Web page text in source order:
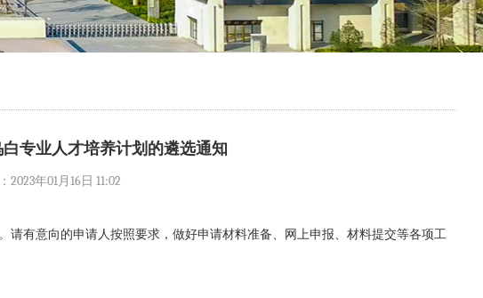
专业人才培养计划的遴选通知
2023年01月16日 11:02
请有意向的申请人按照要求，做好申请材料准备、网上申报、材料提交等各项工